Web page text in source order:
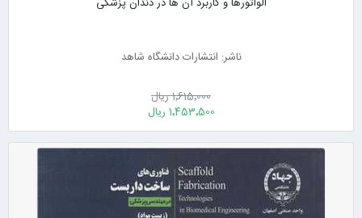
ناشر: انتشارات دانشگاه شاهد
1٬615٬000 ریال
1٬453٬500 ریال